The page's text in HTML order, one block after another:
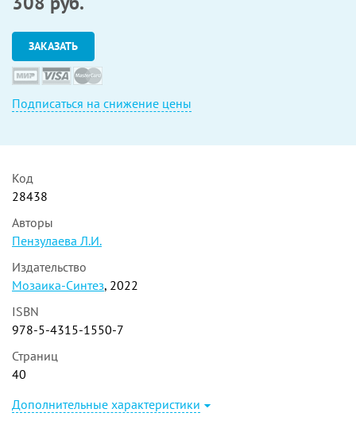
ЗАКАЗАТЬ
Подписаться на снижение цены
Код
28438
Авторы
Пензулаева Л.И.
Издательство
Мозаика-Синтез, 2022
ISBN
978-5-4315-1550-7
Страниц
40
Дополнительные характеристики